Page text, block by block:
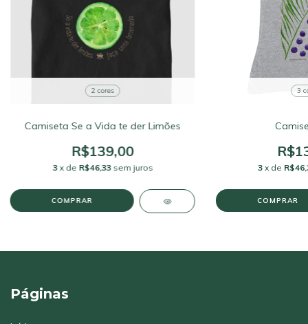
2 cores
Camiseta Se a Vida te der Limões
R$139,00
3 x de R$46,33 sem juros
COMPRAR
3
3 x de
COMPRAR
Páginas